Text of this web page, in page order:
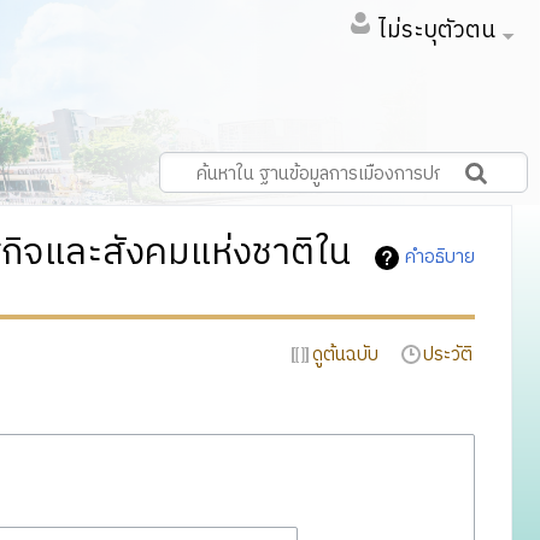
ไม่ระบุตัวตน
คำอธิบาย
และสังคมแห่งชาติใน
ดูต้นฉบับ ประวัติ